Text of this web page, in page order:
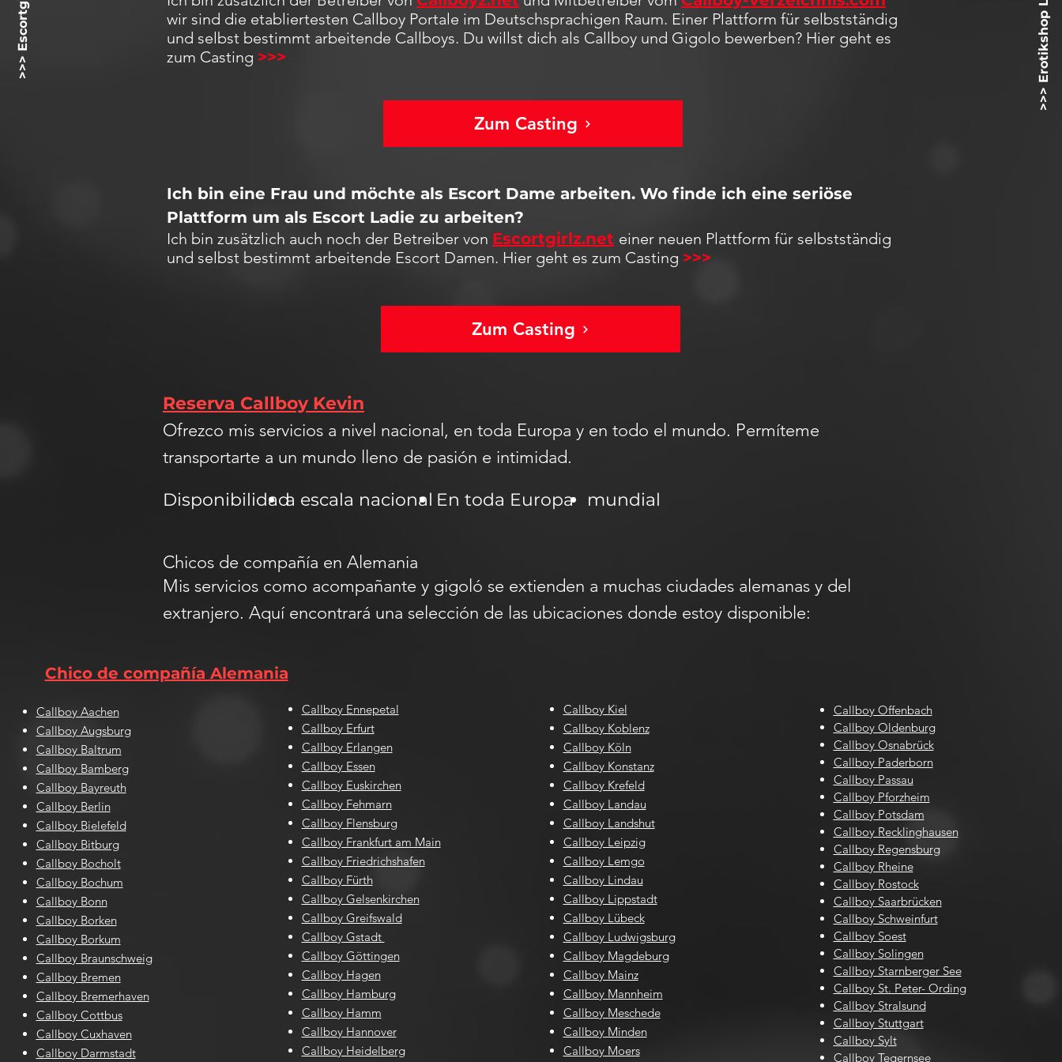
wir sind die etabliertesten Callboy Portale im Deutschsprachigen Raum. Einer Plattform für selbstständig
und selbst bestimmt arbeitende Callboys. Du willst dich als Callboy und Gigolo bewerben? Hier geht es
zum Casting >>>
Zum Casting
Ich bin eine Frau und möchte als Escort Dame arbeiten. Wo finde ich eine seriöse
Plattform um als Escort Ladie zu arbeiten?
Ich bin zusätzlich auch noch der Betreiber von Escortgirlz.net einer neuen Plattform für selbstständig
und selbst bestimmt arbeitende Escort Damen. Hier geht es zum Casting >>>
Zum Casting
Reserva Callboy Kevin
Ofrezco mis servicios a nivel nacional, en toda Europa y en todo el mundo. Permíteme
transportarte a un mundo lleno de pasión e intimidad.
En toda Europa
a escala nacional
Disponibilidad mundial
Chicos de compañía en Alemania
Mis servicios como acompañante y gigoló se extienden a muchas ciudades alemanas y del
extranjero. Aquí encontrará una selección de las ubicaciones donde estoy disponible:
Chico de compañía Alemania
Callboy Aachen
Callboy Augsburg
Callboy Baltrum
Callboy Bamberg
Callboy Bayreuth
Callboy Berlin
Callboy Bielefeld
Callboy Bitburg
Callboy Bocholt
Callboy Bochum
Callboy Bonn
Callboy Borken
Callboy Borkum
Callboy Braunschweig
Callboy Bremen
Callboy Bremerhaven
Callboy Cottbus
Callboy Cuxhaven
Callboy Darmstadt
Callboy Ennepetal
Callboy Erfurt
Callboy Erlangen
Callboy Essen
Callboy Euskirchen
Callboy Fehmarn
Callboy Flensburg
Callboy Frankfurt am Main
Callboy Friedrichshafen
Callboy Fürth
Callboy Gelsenkirchen
Callboy Greifswald
Callboy Gstadt
Callboy Göttingen
Callboy Hagen
Callboy Hamburg
Callboy Hamm
Callboy Hannover
Callboy Heidelberg
Callboy Kiel
Callboy Koblenz
Callboy Köln
Callboy Konstanz
Callboy Krefeld
Callboy Landau
Callboy Landshut
Callboy Leipzig
Callboy Lemgo
Callboy Lindau
Callboy Lippstadt
Callboy Lübeck
Callboy Ludwigsburg
Callboy Magdeburg
Callboy Mainz
Callboy Mannheim
Callboy Meschede
Callboy Minden
Callboy Moers
Callboy Offenbach
Callboy Oldenburg
Callboy Osnabrück
Callboy Paderborn
Callboy Passau
Callboy Pforzheim
Callboy Potsdam
Callboy Recklinghausen
Callboy Regensburg
Callboy Rheine
Callboy Rostock
Callboy Saarbrücken
Callboy Schweinfurt
Callboy Soest
Callboy Solingen
Callboy Starnberger See
Callboy St. Peter- Ording
Callboy Stralsund
Callboy Stuttgart
Callboy Sylt
Callboy Tegernsee